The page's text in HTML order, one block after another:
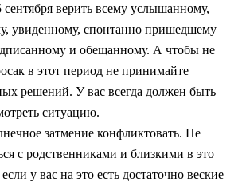
сентября верить всему услышанному,
увиденному, спонтанно пришедшему
и обещанному. А чтобы не
в этот период не принимайте
решений. У вас всегда должен быть
ситуацию.
затмение конфликтовать. Не
с родственниками и близкими в это
у вас на это есть достаточно веские